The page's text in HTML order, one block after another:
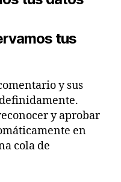
tus
y sus
y aprobar
en
cola de